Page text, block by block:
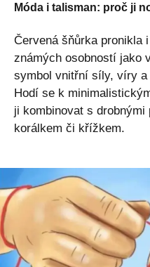
Móda i talisman: proč ji
Červená šňůrka pronikla
známých osobností jako
symbol vnitřní síly, víry
Hodí se k
ji kombinovat s
korálkem či křížkem.